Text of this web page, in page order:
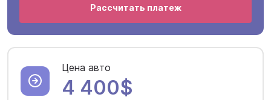
Рассчитать платеж
Цена авто
4 400$